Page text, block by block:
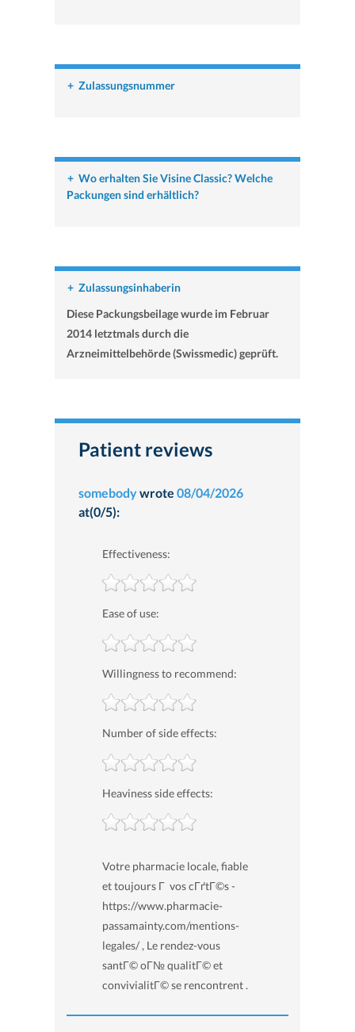
+ Zulassungsnummer
+ Wo erhalten Sie Visine Classic? Welche
Packungen sind erhältlich?
+ Zulassungsinhaberin
Diese Packungsbeilage wurde im Februar
2014 letztmals durch die
Arzneimittelbehörde (Swissmedic) geprüft.
Patient reviews
somebodywrote 08/04/2026
at(0/5):
Effectiveness:
Ease of use:
Willingness to recommend:
Number of side effects:
Heaviness side effects:
Votre pharmacie locale, fiable
et toujours Г vos cГґtГ©s -
https://www.pharmacie-
passamainty.com/mentions-
legales/ , Le rendez-vous
santГ© oГ№ qualitГ© et
convivialitГ© se rencontrent .